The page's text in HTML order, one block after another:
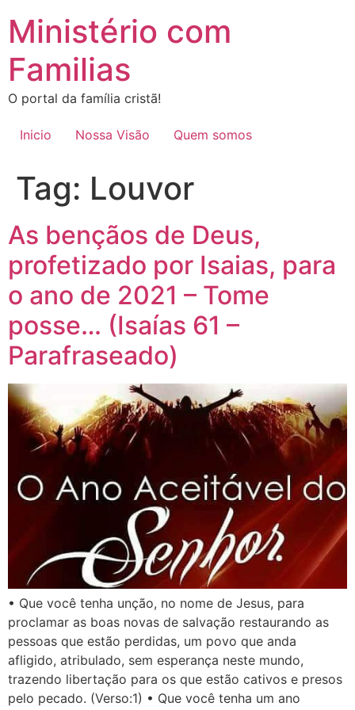
para
conteúdo
Ministério com
Familias
O portal da família cristã!
Inicio Nossa Visão Quem somos
Tag: Louvor
As bençãos de Deus,
profetizado por Isaias, para
o ano de 2021 – Tome
posse… (Isaías 61 –
Parafraseado)
• Que você tenha unção, no nome de Jesus, para
proclamar as boas novas de salvação restaurando as
pessoas que estão perdidas, um povo que anda
afligido, atribulado, sem esperança neste mundo,
trazendo libertação para os que estão cativos e presos
pelo pecado. (Verso:1) • Que você tenha um ano